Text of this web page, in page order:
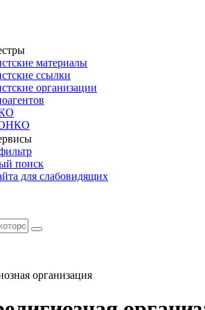
материалы
ссылки
организации
поиск
для слабовидящих
организация